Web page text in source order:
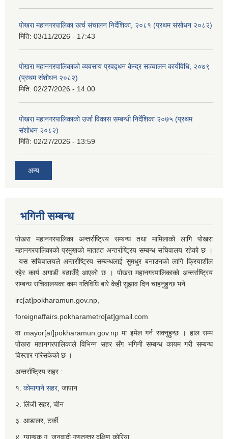
पोखरा महानगरपालिका खर्च संचालन निर्देशिका, २०८१ (प्रथम संसोधन २०८२)
मिति: 03/11/2026 - 17:43
पोखरा महानगरपालिकाको व्यवसाय प्रवद्र्धन केन्द्र सञ्चालन कार्यविधि, २०७९
(प्रथम संशोधन २०८२)
मिति: 02/27/2026 - 14:00
पोखरा महानगरपालिकाको उर्जा विकास सम्बन्धी निर्देशिका २०७५ (प्रथम
संशोधन २०८२)
मिति: 02/27/2026 - 13:59
अन्य
भगिनी सम्बन्ध
पोखरा महानगरपालिका अन्तर्राष्ट्रिय सम्बन्ध तथा मामिलाको लागि पोखरा
महानगरपालिकाको प्रमुखको मातहत अन्तर्राष्ट्रिय सम्बन्ध सचिवालय रहेको छ ।
यस सचिवालयले अन्तर्राष्ट्रिय सम्बन्धलाई सुमधुर बनाउनको लागि क्रियाशील
रहेर कार्य अगाडी बढाउँदै आएको छ । पोखरा महानगरपालिकाको अन्तर्राष्ट्रिय
सम्बन्ध सचिवालयका काम गतिविधि बारे केही सुझाव दिन चाहनुहुन्छ भने
irc[at]pokharamun.gov.np,
foreignaffairs.pokharametro[at]gmail.com
वा mayor[at]pokharamun.gov.np मा इमेल गर्न सक्नुहुन्छ । हाल सम्म
पोखरा महानगरपालिकाले विभिन्न सहर सँग भगिनी सम्बन्ध कायम गरी सम्बन्ध
विस्तार गरिसकेको छ ।
अन्तर्राष्ट्रिय सहर :
१. कोमागाने सहर, जापान
२. लिंजी सहर, चीन
३. आडालर, टर्की
४. ग्यान्बुक गु, जनवादी गणतन्त्र दक्षिण कोरिया